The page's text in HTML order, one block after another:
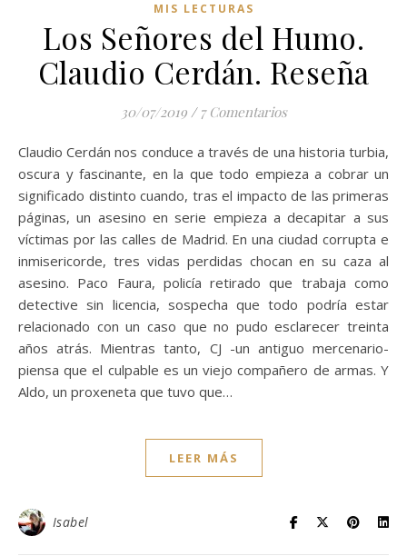
MIS LECTURAS
Los Señores del Humo.
Claudio Cerdán. Reseña
30/07/2019 / 7 Comentarios
Claudio Cerdán nos conduce a través de una historia turbia,
oscura y fascinante, en la que todo empieza a cobrar un
significado distinto cuando, tras el impacto de las primeras
páginas, un asesino en serie empieza a decapitar a sus
víctimas por las calles de Madrid. En una ciudad corrupta e
inmisericorde, tres vidas perdidas chocan en su caza al
asesino. Paco Faura, policía retirado que trabaja como
detective sin licencia, sospecha que todo podría estar
relacionado con un caso que no pudo esclarecer treinta
años atrás. Mientras tanto, CJ -un antiguo mercenario-
piensa que el culpable es un viejo compañero de armas. Y
Aldo, un proxeneta que tuvo que…
LEER MÁS
Isabel